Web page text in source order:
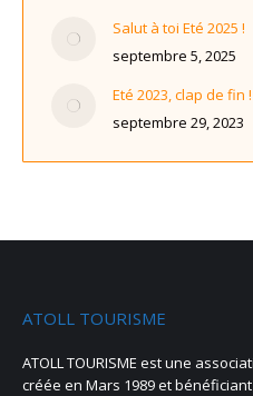
Salut à toi Eté 2025 !
septembre 5, 2025
Eté 2023, clap de fin !
septembre 29, 2023
ATOLL TOURISME
ATOLL TOURISME est une
créée en Mars 1989 et